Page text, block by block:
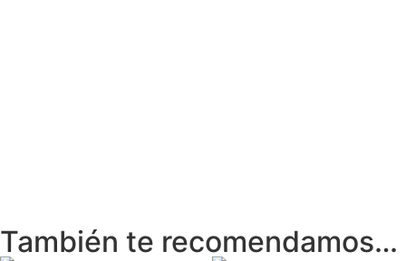
También te recomendamos…